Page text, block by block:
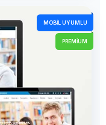
MOBIL UYUMLU
PREMIUM